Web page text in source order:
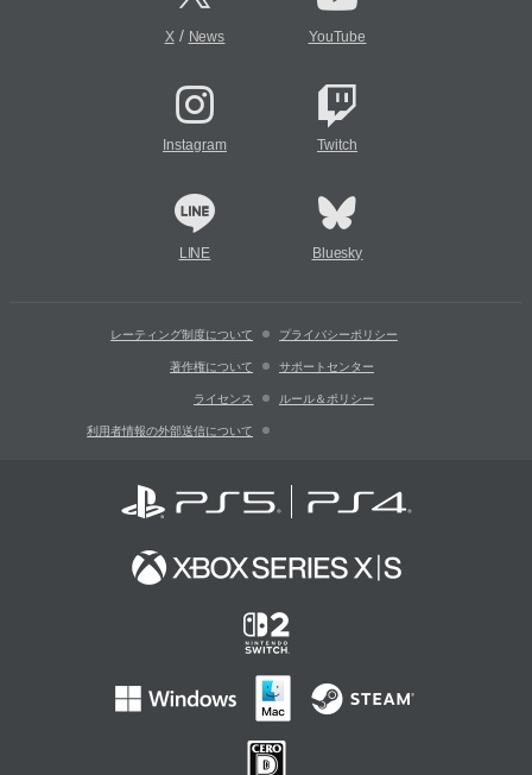
X/ News YouTube
Instagram Twitch
LINE Bluesky
レーティング制度について プライバシーポリシー
著作権について サポートセンター
ライセンス ルール＆ポリシー
利用者情報の外部送信について